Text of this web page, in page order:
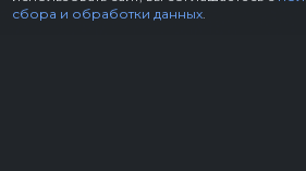
сбора и обработки данных